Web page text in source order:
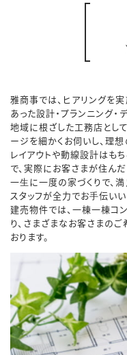
雅商事では、ヒアリングを
あった設計・プランニング・
地域に根ざした工務店とし
ージを細かくお伺いし、理
レイアウトや動線設計はも
で、実際にお客さまが住ん
一⽣に一度の家づくりで、
スタッフが全力でお⼿伝いい
建売物件では、一棟一棟コ
り、さまざまなお客さまの
おります。